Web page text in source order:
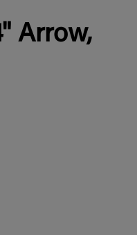
Arrow,